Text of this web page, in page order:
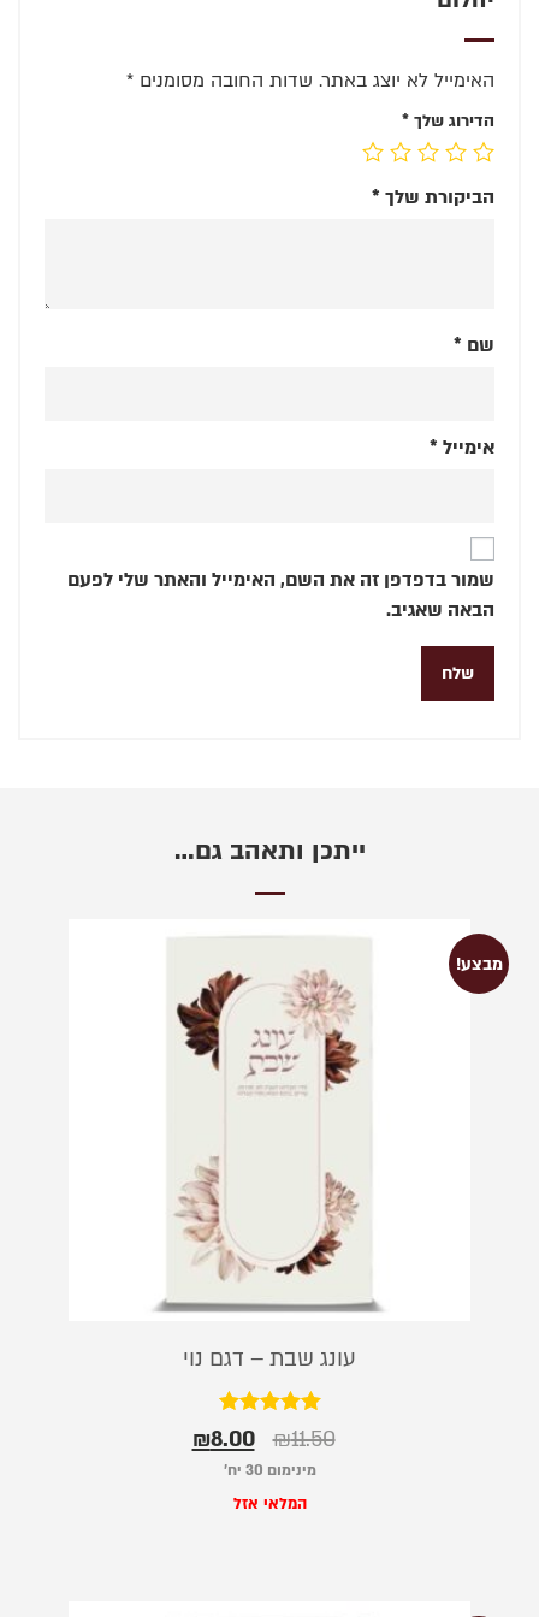
האימייל לא יוצג באתר. שדות החובה מסומנים *
הדירוג שלך *
הביקורת שלך *
שם *
אימייל *
שמור בדפדפן זה את השם, האימייל והאתר שלי לפעם
הבאה שאגיב.
ייתכן ותאהב גם…
מבצע!
עונג שבת – דגם נוי
דורג
5.00
מתוך 5
₪11.50
₪8.00
מינימום 30 יח׳
המלאי אזל